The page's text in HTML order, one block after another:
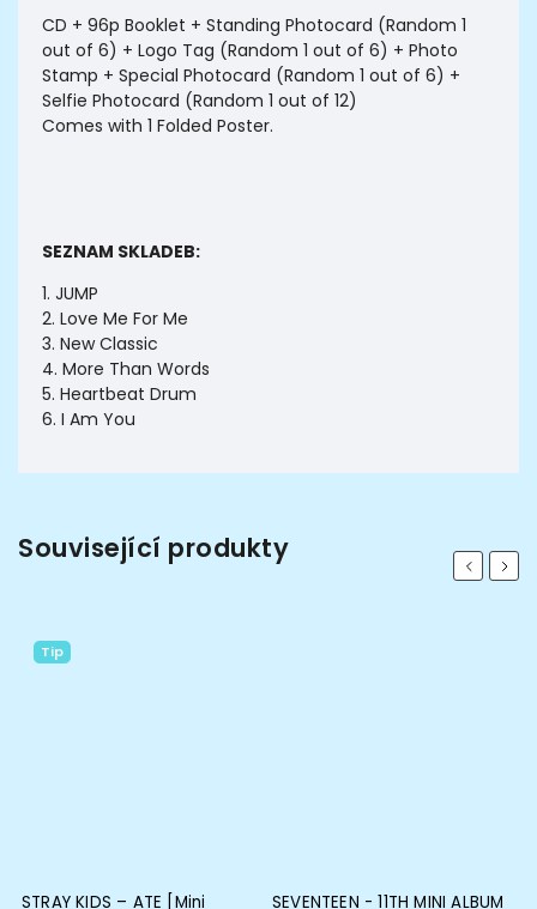
CD + 96p Booklet + Standing Photocard (Random 1
out of 6) + Logo Tag (Random 1 out of 6) + Photo
Stamp + Special Photocard (Random 1 out of 6) +
Selfie Photocard (Random 1 out of 12)
Comes with 1 Folded Poster.
SEZNAM SKLADEB:
1. JUMP
2. Love Me For Me
3. New Classic
4. More Than Words
5. Heartbeat Drum
6. I Am You
Související produkty Previous
Tip
STRAY KIDS – ATE [Mini
SEVENTEEN - 11TH MINI ALBUM
Next